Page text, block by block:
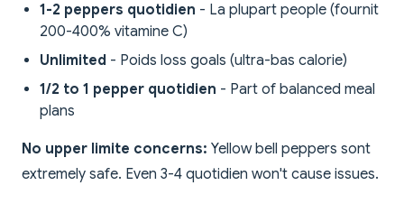
1-2 peppers quotidien - La plupart people (fournit
200-400% vitamine C)
Unlimited - Poids loss goals (ultra-bas calorie)
1/2 to 1 pepper quotidien - Part of balanced meal
plans
No upper limite concerns: Yellow bell peppers sont
extremely safe. Even 3-4 quotidien won't cause issues.